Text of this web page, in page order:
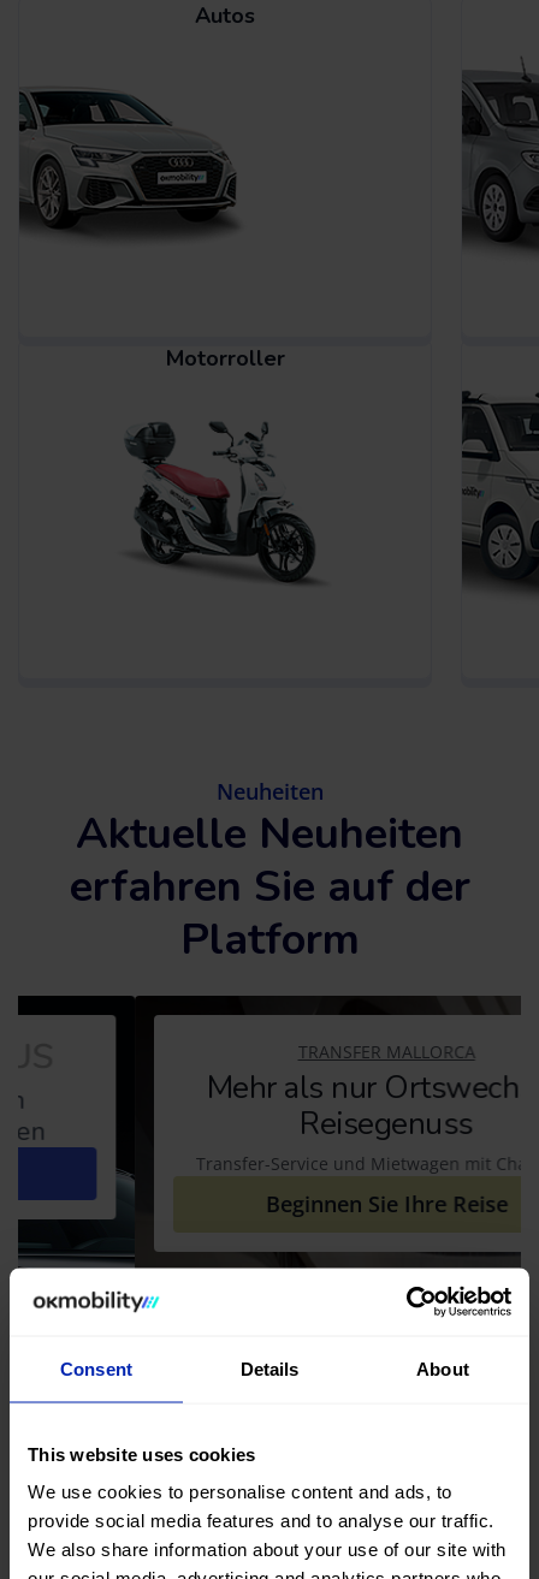
Consent Details About
This website uses cookies
We use cookies to personalise content and ads, to
provide social media features and to analyse our traffic.
We also share information about your use of our site with
Autos
Motorroller
Neuheiten
Aktuelle Neuheiten
erfahren Sie auf der
Platform
TRANSFER MALLORCA
Mehr als nur Ortswechsel,
Reisegenuss
Transfer-Service und Mietwagen mit Chauffeur
Beginnen Sie Ihre Reise